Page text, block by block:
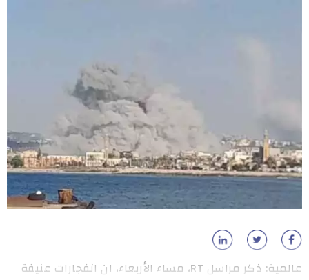
عالمية: ذكر مراسل RT، مساء الأربعاء، ان انفجارات عنيفة